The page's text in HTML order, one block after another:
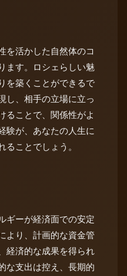
を活かした自然体のコ
ます。ロシェらしい魅
を築くことができるで
し、相手の立場に立っ
ることで、関係性がよ
験が、あなたの人生に
ることでしょう。
ギーが経済面での安定
より、計画的な資金管
経済的な成果を得られ
な支出は控え、長期的